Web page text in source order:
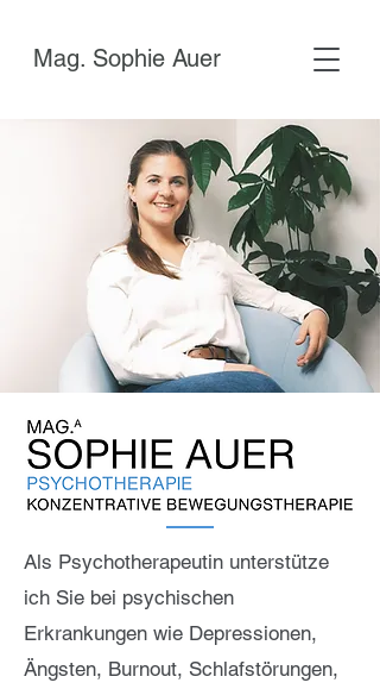
Mag. Sophie Auer
Als Psychotherapeutin unterstütze
ich Sie bei psychischen
Erkrankungen wie Depressionen,
Ängsten, Burnout, Schlafstörungen,